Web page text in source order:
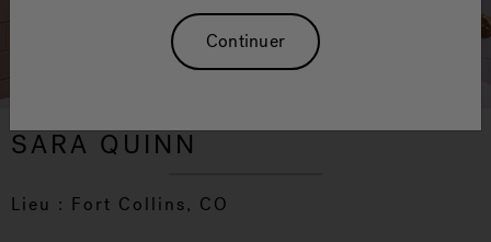
SARA QUINN
Lieu : Fort Collins, CO
Continuer